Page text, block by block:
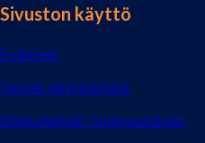
Sivuston käyttö
Evästeet
Yleiset käyttöehdot
Oikeudelliset huomautukset